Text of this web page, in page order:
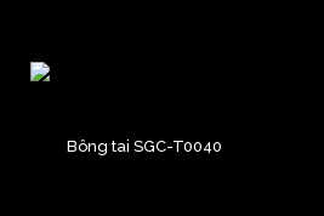
Bông tai SGC-T0040